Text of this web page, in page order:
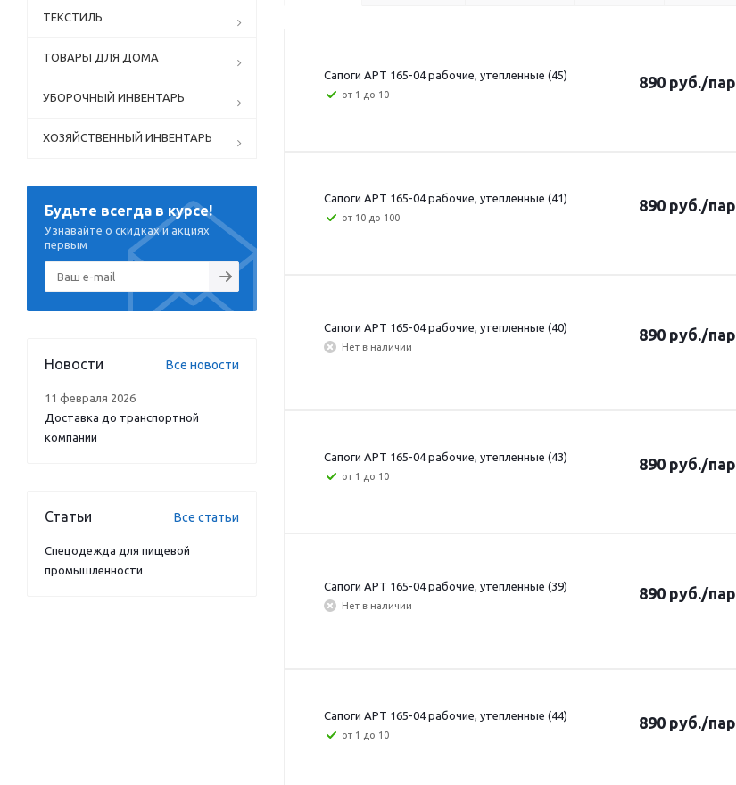
Сапоги АРТ 165-04 рабочие, утепленные (45)
от 1 до 10
890 руб./пар
Сапоги АРТ 165-04 рабочие, утепленные (41)
от 10 до 100
890 руб./пар
Сапоги АРТ 165-04 рабочие, утепленные (40)
Нет в наличии
890 руб./пар
Сапоги АРТ 165-04 рабочие, утепленные (43)
от 1 до 10
890 руб./пар
Сапоги АРТ 165-04 рабочие, утепленные (39)
Нет в наличии
890 руб./пар
Сапоги АРТ 165-04 рабочие, утепленные (44)
от 1 до 10
890 руб./пар
ТЕКСТИЛЬ
ТОВАРЫ ДЛЯ ДОМА
УБОРОЧНЫЙ ИНВЕНТАРЬ
ХОЗЯЙСТВЕННЫЙ ИНВЕНТАРЬ
Будьте всегда в курсе!
Узнавайте о скидках и акциях
первым
Новости Все новости
11 февраля 2026
Доставка до транспортной
компании
Статьи Все статьи
Спецодежда для пищевой
промышленности